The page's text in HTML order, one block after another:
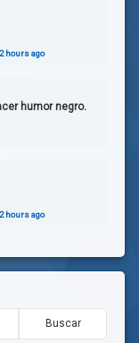
hours ago
humor negro.
hours ago
Buscar